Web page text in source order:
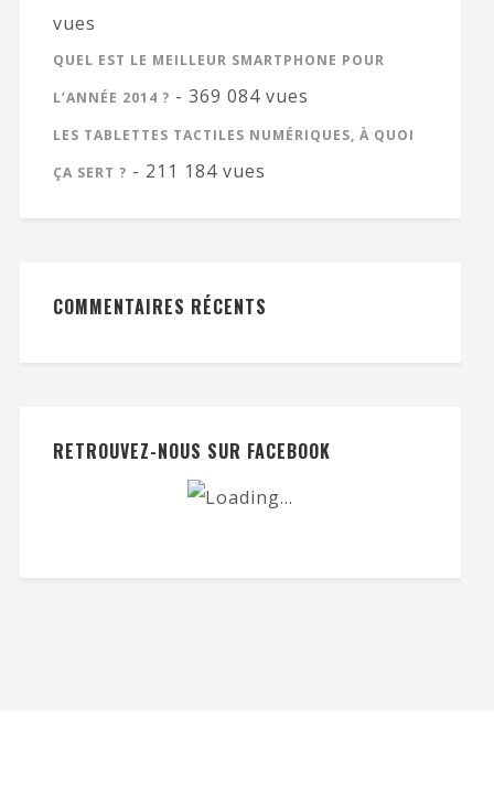
vues
QUEL EST LE MEILLEUR SMARTPHONE POUR
L’ANNÉE 2014 ? - 369 084 vues
LES TABLETTES TACTILES NUMÉRIQUES, À QUOI
ÇA SERT ? - 211 184 vues
COMMENTAIRES RÉCENTS
RETROUVEZ-NOUS SUR FACEBOOK